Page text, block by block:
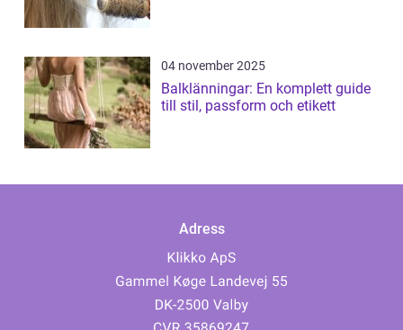
04 november 2025
Balklänningar: En komplett guide
till stil, passform och etikett
Adress